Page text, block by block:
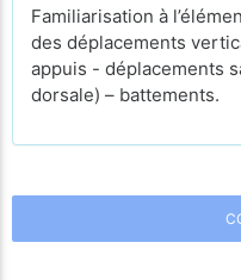
Familiarisation à
des déplacements
appuis - déplacements
dorsale) – battements.